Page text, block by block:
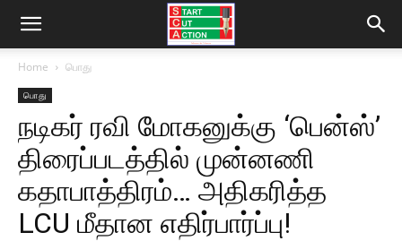
Home பொது
பொது
நடிகர் ரவி மோகனுக்கு ‘பென்ஸ்’
திரைப்படத்தில் முன்னணி
கதாபாத்திரம்… அதிகரித்த
LCU மீதான எதிர்பார்ப்பு!